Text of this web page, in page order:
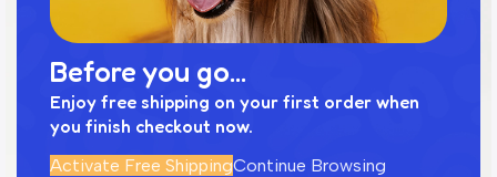
Before you go...
Enjoy free shipping on your first order when
you finish checkout now.
Activate Free ShippingContinue Browsing